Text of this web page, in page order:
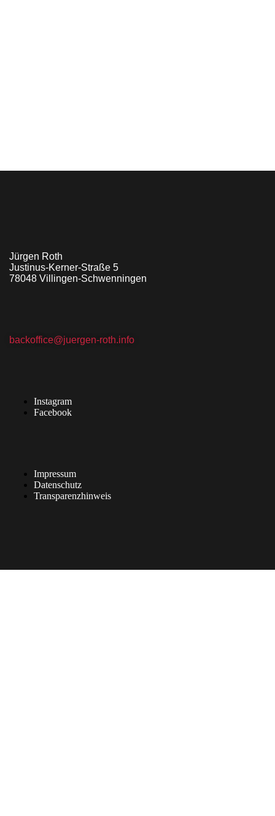
Jürgen Roth
Justinus-Kerner-Straße 5
78048 Villingen-Schwenningen
backoffice@juergen-roth.info
Instagram
Facebook
Impressum
Datenschutz
Transparenzhinweis